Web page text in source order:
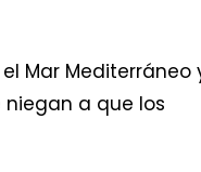
Mar Mediterráneo
niegan a que los